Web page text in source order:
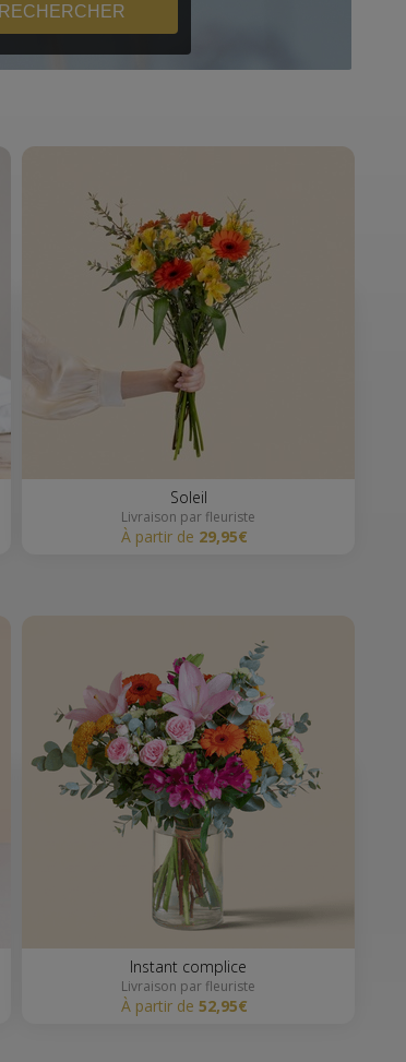
RECHERCHER
Soleil
Livraison par fleuriste
à partir de 29,95€
Instant complice
Livraison par fleuriste
à partir de 52,95€